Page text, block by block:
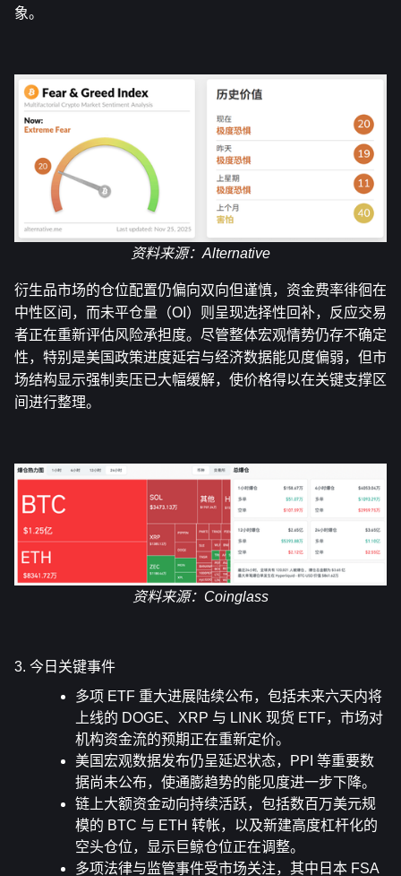
象。
资料来源： Alternative
衍生品市场的仓位配置仍偏向双向但谨慎，资金费率徘徊在
中性区间，而未平仓量（OI）则呈现选择性回补，反应交易
者正在重新评估风险承担度。尽管整体宏观情势仍存不确定
性，特别是美国政策进度延宕与经济数据能见度偏弱，但市
场结构显示强制卖压已大幅缓解，使价格得以在关键支撑区
间进行整理。
资料来源： Coinglass
3. 今日关键事件
多项 ETF 重大进展陆续公布，包括未来六天内将
上线的 DOGE、XRP 与 LINK 现货 ETF，市场对
机构资金流的预期正在重新定价。
美国宏观数据发布仍呈延迟状态，PPI 等重要数
据尚未公布，使通膨趋势的能见度进一步下降。
链上大额资金动向持续活跃，包括数百万美元规
模的 BTC 与 ETH 转帐，以及新建高度杠杆化的
空头仓位，显示巨鲸仓位正在调整。
多项法律与监管事件受市场关注，其中日本 FSA